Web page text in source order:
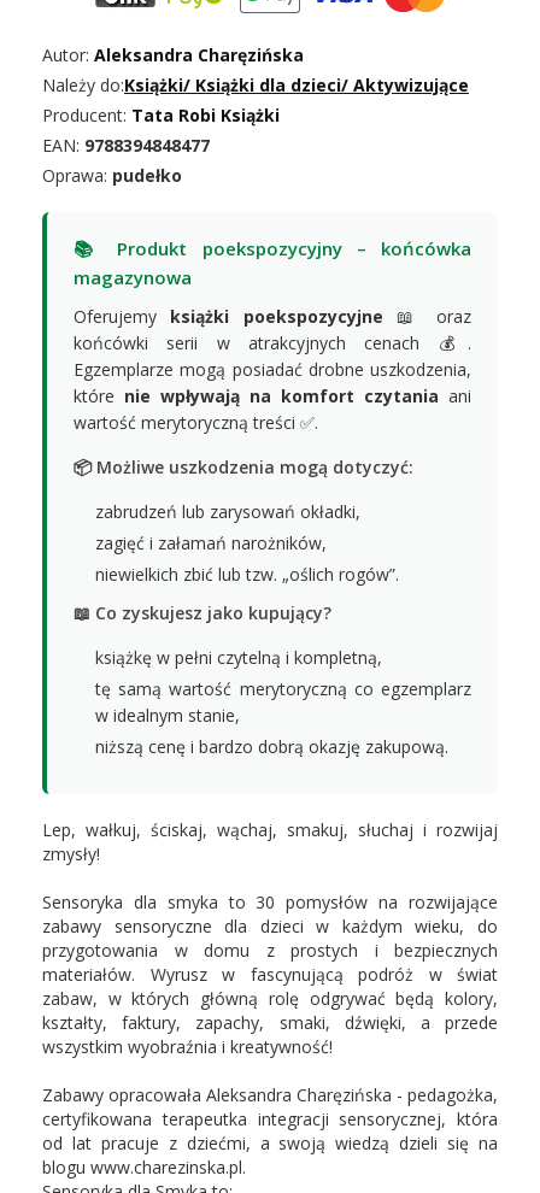
Autor: Aleksandra Charęzińska
Należy do:Książki/ Książki dla dzieci/ Aktywizujące
Producent: Tata Robi Książki
EAN: 9788394848477
Oprawa: pudełko
📚 Produkt poekspozycyjny – końcówka
magazynowa
Oferujemy książki poekspozycyjne 📖 oraz
końcówki serii w atrakcyjnych cenach 💰.
Egzemplarze mogą posiadać drobne uszkodzenia,
które nie wpływają na komfort czytania ani
wartość merytoryczną treści ✅.
📦 Możliwe uszkodzenia mogą dotyczyć:
zabrudzeń lub zarysowań okładki,
zagięć i załamań narożników,
niewielkich zbić lub tzw. „oślich rogów”.
📖 Co zyskujesz jako kupujący?
książkę w pełni czytelną i kompletną,
tę samą wartość merytoryczną co egzemplarz
w idealnym stanie,
niższą cenę i bardzo dobrą okazję zakupową.
Lep, wałkuj, ściskaj, wąchaj, smakuj, słuchaj i rozwijaj
zmysły!
Sensoryka dla smyka to 30 pomysłów na rozwijające
zabawy sensoryczne dla dzieci w każdym wieku, do
przygotowania w domu z prostych i bezpiecznych
materiałów. Wyrusz w fascynującą podróż w świat
zabaw, w których główną rolę odgrywać będą kolory,
kształty, faktury, zapachy, smaki, dźwięki, a przede
wszystkim wyobraźnia i kreatywność!
Zabawy opracowała Aleksandra Charęzińska - pedagożka,
certyfikowana terapeutka integracji sensorycznej, która
od lat pracuje z dziećmi, a swoją wiedzą dzieli się na
blogu www.charezinska.pl.